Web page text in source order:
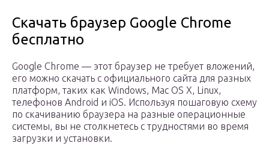
Скачать браузер Google Chrome
бесплатно
Google Chrome — этот браузер не требует вложений,
его можно скачать с официального сайта для разных
платформ, таких как Windows, Mac OS X, Linux,
телефонов Android и iOS. Используя пошаговую схему
по скачиванию браузера на разные операционные
системы, вы не столкнетесь с трудностями во время
загрузки и установки.